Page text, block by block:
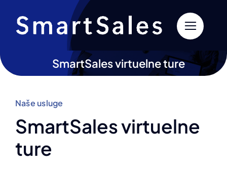
content
SmartSales virtuelne ture
Naše usluge
SmartSales virtuelne
ture